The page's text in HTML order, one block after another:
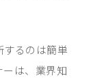
するのは簡単
は、業界知